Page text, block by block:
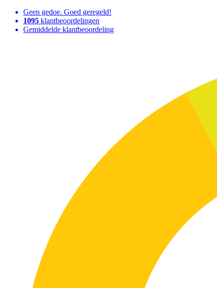
Geen gedoe. Goed geregeld!
1095 klantbeoordelingen
Gemiddelde klantbeoordeling